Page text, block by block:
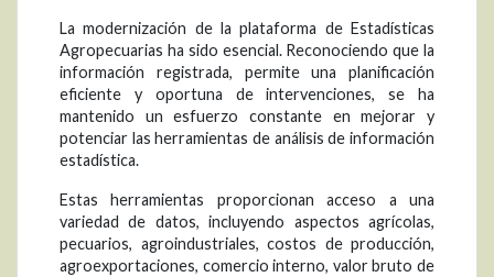
La modernización de la plataforma de Estadísticas
Agropecuarias ha sido esencial. Reconociendo que la
información registrada, permite una planificación
eficiente y oportuna de intervenciones, se ha
mantenido un esfuerzo constante en mejorar y
potenciar las herramientas de análisis de información
estadística.
Estas herramientas proporcionan acceso a una
variedad de datos, incluyendo aspectos agrícolas,
pecuarios, agroindustriales, costos de producción,
agroexportaciones, comercio interno, valor bruto de